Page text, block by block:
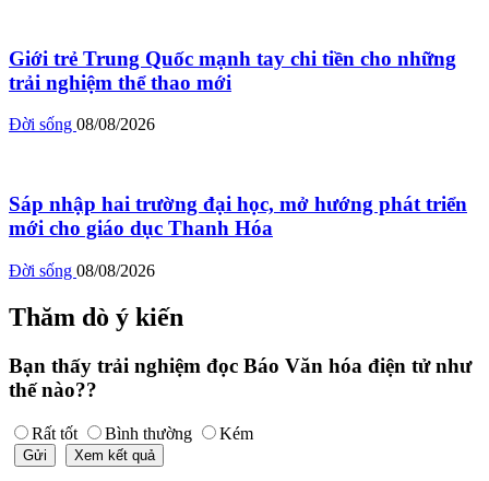
Giới trẻ Trung Quốc mạnh tay chi tiền cho những
trải nghiệm thể thao mới
Đời sống 08/08/2026
Sáp nhập hai trường đại học, mở hướng phát triển
mới cho giáo dục Thanh Hóa
Đời sống 08/08/2026
Thăm dò ý kiến
Bạn thấy trải nghiệm đọc Báo Văn hóa điện tử như
thế nào??
Rất tốt Bình thường Kém
Gửi Xem kết quả